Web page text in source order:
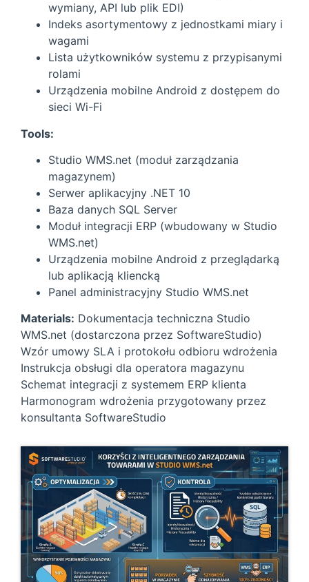
wymiany, API lub plik EDI)
Indeks asortymentowy z jednostkami miary i
wagami
Lista użytkowników systemu z przypisanymi
rolami
Urządzenia mobilne Android z dostępem do
sieci Wi-Fi
Tools:
Studio WMS.net (moduł zarządzania
magazynem)
Serwer aplikacyjny .NET 10
Baza danych SQL Server
Moduł integracji ERP (wbudowany w Studio
WMS.net)
Urządzenia mobilne Android z przeglądarką
lub aplikacją kliencką
Panel administracyjny Studio WMS.net
Materials: Dokumentacja techniczna Studio
WMS.net (dostarczona przez SoftwareStudio)
Wzór umowy SLA i protokołu odbioru wdrożenia
Instrukcja obsługi dla operatora magazynu
Schemat integracji z systemem ERP klienta
Harmonogram wdrożenia przygotowany przez
konsultanta SoftwareStudio